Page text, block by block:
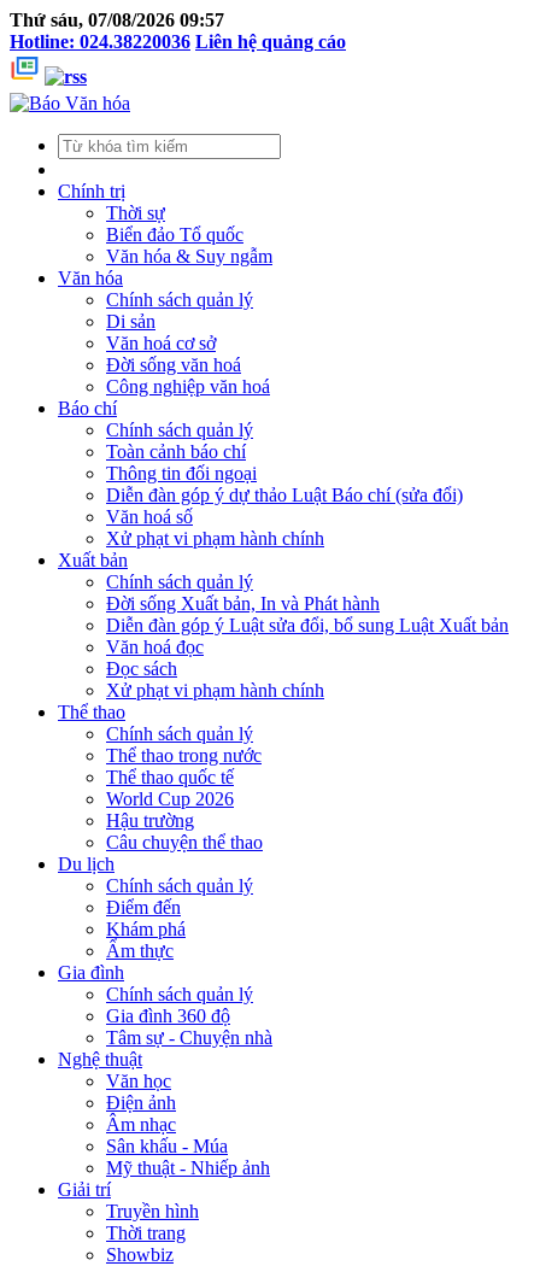
Thứ sáu, 07/08/2026 09:57
Hotline: 024.38220036 Liên hệ quảng cáo
Chính trị
Thời sự
Biển đảo Tổ quốc
Văn hóa & Suy ngẫm
Văn hóa
Chính sách quản lý
Di sản
Văn hoá cơ sở
Đời sống văn hoá
Công nghiệp văn hoá
Báo chí
Chính sách quản lý
Toàn cảnh báo chí
Thông tin đối ngoại
Diễn đàn góp ý dự thảo Luật Báo chí (sửa đổi)
Văn hoá số
Xử phạt vi phạm hành chính
Xuất bản
Chính sách quản lý
Đời sống Xuất bản, In và Phát hành
Diễn đàn góp ý Luật sửa đổi, bổ sung Luật Xuất bản
Văn hoá đọc
Đọc sách
Xử phạt vi phạm hành chính
Thể thao
Chính sách quản lý
Thể thao trong nước
Thể thao quốc tế
World Cup 2026
Hậu trường
Câu chuyện thể thao
Du lịch
Chính sách quản lý
Điểm đến
Khám phá
Ẩm thực
Gia đình
Chính sách quản lý
Gia đình 360 độ
Tâm sự - Chuyện nhà
Nghệ thuật
Văn học
Điện ảnh
Âm nhạc
Sân khấu - Múa
Mỹ thuật - Nhiếp ảnh
Giải trí
Truyền hình
Thời trang
Showbiz